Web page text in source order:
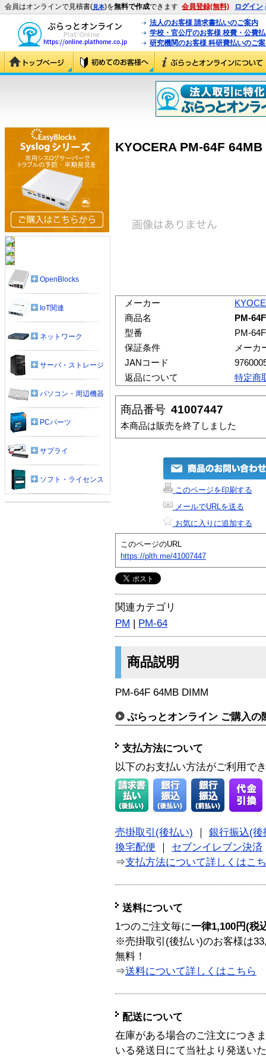
会員はオンラインで見積書(見本)を無料で作成できます 会員登録(無料) ログイン
法人のお客様 請求書払いのご案内
学校・官公庁のお客様 校費・公費
研究機関のお客様 科研費払いのご
KYOCERA PM-64F
メーカー
商品名
PM-
型番
PM-64F
保証条件
メーカ
JANコード
返品について
特定商
商品番号 41007447
本商品は販売を終了しました
このページを印刷する
メールでURLを送る
お気に入りに追加する
このページのURL
https://plth.me/41007447
関連カテゴリ
PM | PM-64
商品説明
PM-64F 64MB DIMM
ぷらっとオンライン ご購入の
支払方法について
以下のお支払い方法がご利用で
売掛取引(後払い)
銀行振込(後
換宅配便
セブンイレブン決済
⇒支払方法について詳しくはこ
送料について
1つのご注文毎に一律1,100円(税
※売掛取引(後払い)のお客様は
無料！
⇒送料について詳しくはこちら
配送について
在庫がある場合のご注文につき
いる発送日にて当社より発送い
OpenBlocks
IoT関連
ネットワーク
サーバ・ストレージ
パソコン・周辺機器
PCパーツ
サプライ
ソフト・ライセンス